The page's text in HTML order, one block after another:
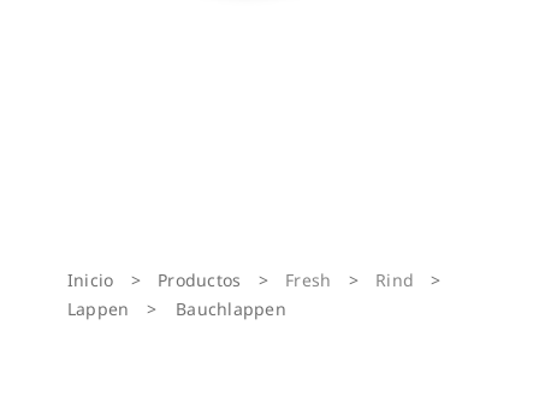
Inicio > Productos > Fresh > Rind
>
Lappen
> Bauchlappen